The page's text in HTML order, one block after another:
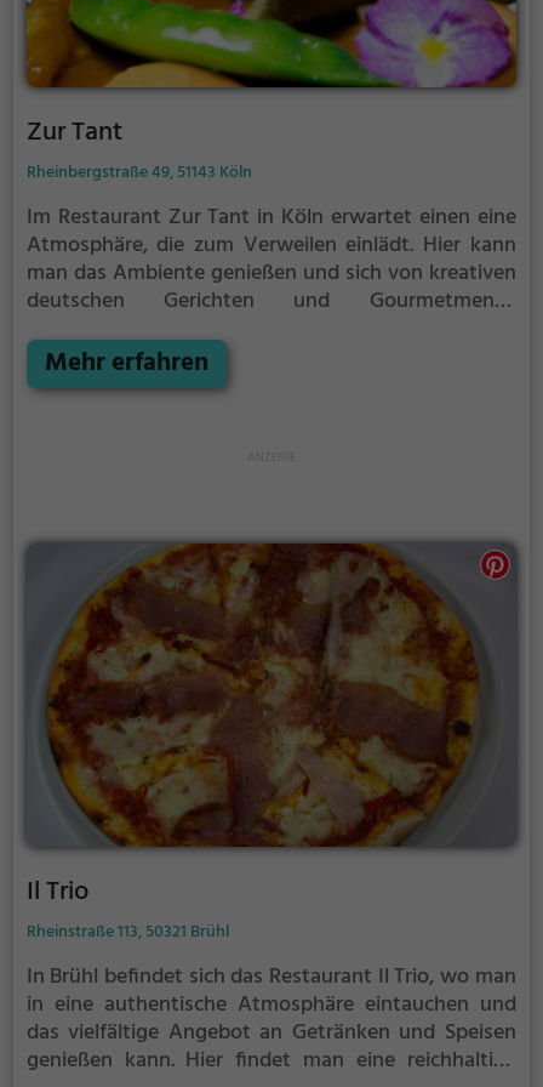
Zur Tant
Rheinbergstraße 49, 51143 Köln
Im Restaurant Zur Tant in Köln erwartet einen eine
Atmosphäre, die zum Verweilen einlädt. Hier kann
man das Ambiente genießen und sich von kreativen
deutschen Gerichten und Gourmetmenüs
bietet das helle Lokal mit Terrasse den perfekten
Rahmen für gehobene Küche und gesunde Gerichte.
Mehr erfahren
Il Trio
Rheinstraße 113, 50321 Brühl
In Brühl befindet sich das Restaurant Il Trio, wo man
in eine authentische Atmosphäre eintauchen und
das vielfältige Angebot an Getränken und Speisen
genießen kann. Hier findet man eine reichhaltige